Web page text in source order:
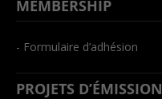
MEMBERSHIP
- Formulaire d’adhésion
PROJETS D’ÉMISSION